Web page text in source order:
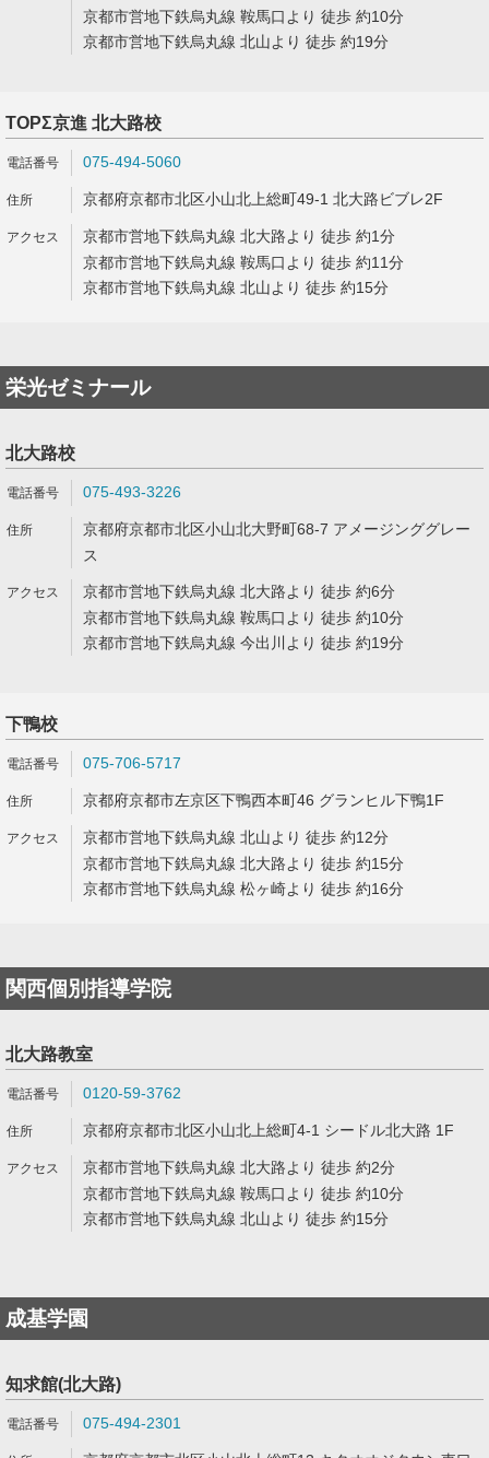
京都市営地下鉄烏丸線 鞍馬口より 徒歩 約10分
京都市営地下鉄烏丸線 北山より 徒歩 約19分
TOPΣ京進 北大路校
075-494-5060
京都府京都市北区小山北上総町49-1 北大路ビブレ2F
京都市営地下鉄烏丸線 北大路より 徒歩 約1分
京都市営地下鉄烏丸線 鞍馬口より 徒歩 約11分
京都市営地下鉄烏丸線 北山より 徒歩 約15分
栄光ゼミナール
北大路校
075-493-3226
京都府京都市北区小山北大野町68-7 アメージンググレー
ス
京都市営地下鉄烏丸線 北大路より 徒歩 約6分
京都市営地下鉄烏丸線 鞍馬口より 徒歩 約10分
京都市営地下鉄烏丸線 今出川より 徒歩 約19分
下鴨校
075-706-5717
京都府京都市左京区下鴨西本町46 グランヒル下鴨1F
京都市営地下鉄烏丸線 北山より 徒歩 約12分
京都市営地下鉄烏丸線 北大路より 徒歩 約15分
京都市営地下鉄烏丸線 松ヶ崎より 徒歩 約16分
関西個別指導学院
北大路教室
0120-59-3762
京都府京都市北区小山北上総町4-1 シードル北大路 1F
京都市営地下鉄烏丸線 北大路より 徒歩 約2分
京都市営地下鉄烏丸線 鞍馬口より 徒歩 約10分
京都市営地下鉄烏丸線 北山より 徒歩 約15分
成基学園
知求館(北大路)
075-494-2301